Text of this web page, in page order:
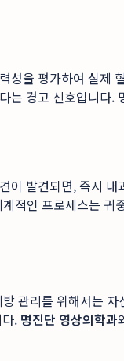
성을 평가하여 실제
경고 신호입니다.
이 발견되면, 즉시
적인 프로세스는
관리를 위해서는
. 명진단 영상의학과